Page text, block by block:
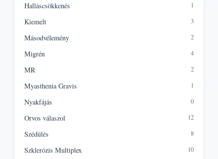
Halláscsökkenés 1
Kiemelt 3
Másodvélemény 2
Migrén 4
MR 2
Myasthenia Gravis 1
Nyakfájás 0
Orvos válaszol 12
Szédülés 8
Szklerózis Multiplex 10